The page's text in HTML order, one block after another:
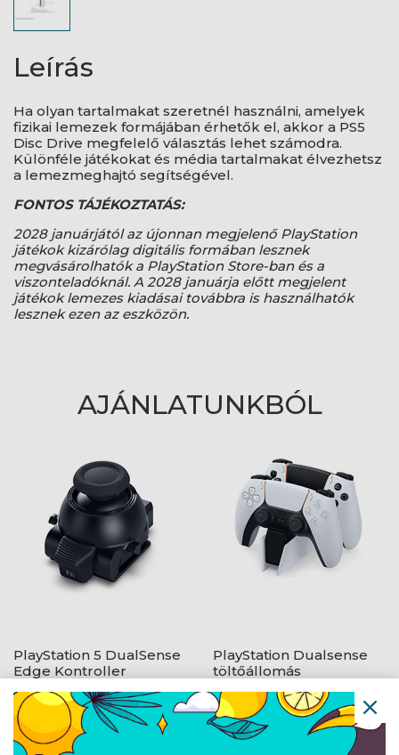
Leírás
Ha olyan tartalmakat szeretnél használni, amelyek
fizikai lemezek formájában érhetők el, akkor a PS5
Disc Drive megfelelő választás lehet számodra.
Különféle játékokat és média tartalmakat élvezhetsz
a lemezmeghajtó segítségével.
FONTOS TÁJÉKOZTATÁS:
2028 januárjától az újonnan megjelenő PlayStation
játékok kizárólag digitális formában lesznek
megvásárolhatók a PlayStation Store-ban és a
viszonteladóknál. A 2028 januárja előtt megjelent
játékok lemezes kiadásai továbbra is használhatók
lesznek ezen az eszközön.
AJÁNLATUNKBÓL
PlayStation 5 DualSense
Edge Kontroller
PlayStation Dualsense
töltőállomás